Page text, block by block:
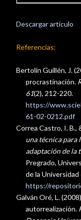
Descargar artículo
Referencias:
Bertolín Guillén, J.
procrastinación.
61(2), 212-220.
https://
61-02-0212.pdf
Correa Castro, I. B.,
una técnica para
adaptación de la
Pregrado,
de la Universidad
https://
Galván Oré, L.
autorrealización.